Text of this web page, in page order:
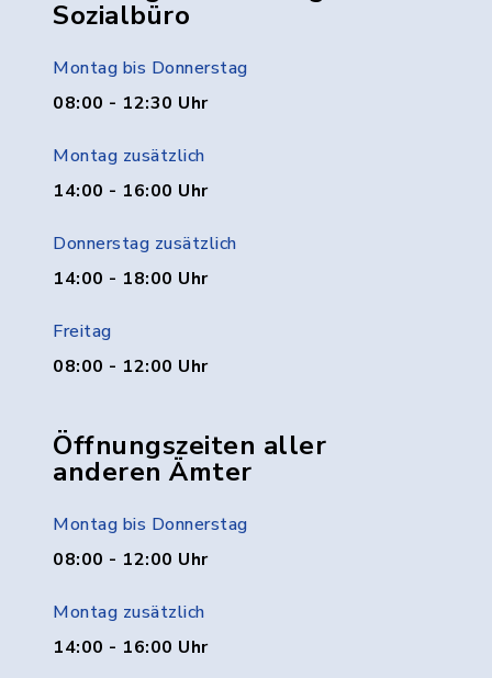
Sozialbüro
Montag bis Donnerstag
08:00 - 12:30 Uhr
Montag zusätzlich
14:00 - 16:00 Uhr
Donnerstag zusätzlich
14:00 - 18:00 Uhr
Freitag
08:00 - 12:00 Uhr
Öffnungszeiten aller
anderen Ämter
Montag bis Donnerstag
08:00 - 12:00 Uhr
Montag zusätzlich
14:00 - 16:00 Uhr